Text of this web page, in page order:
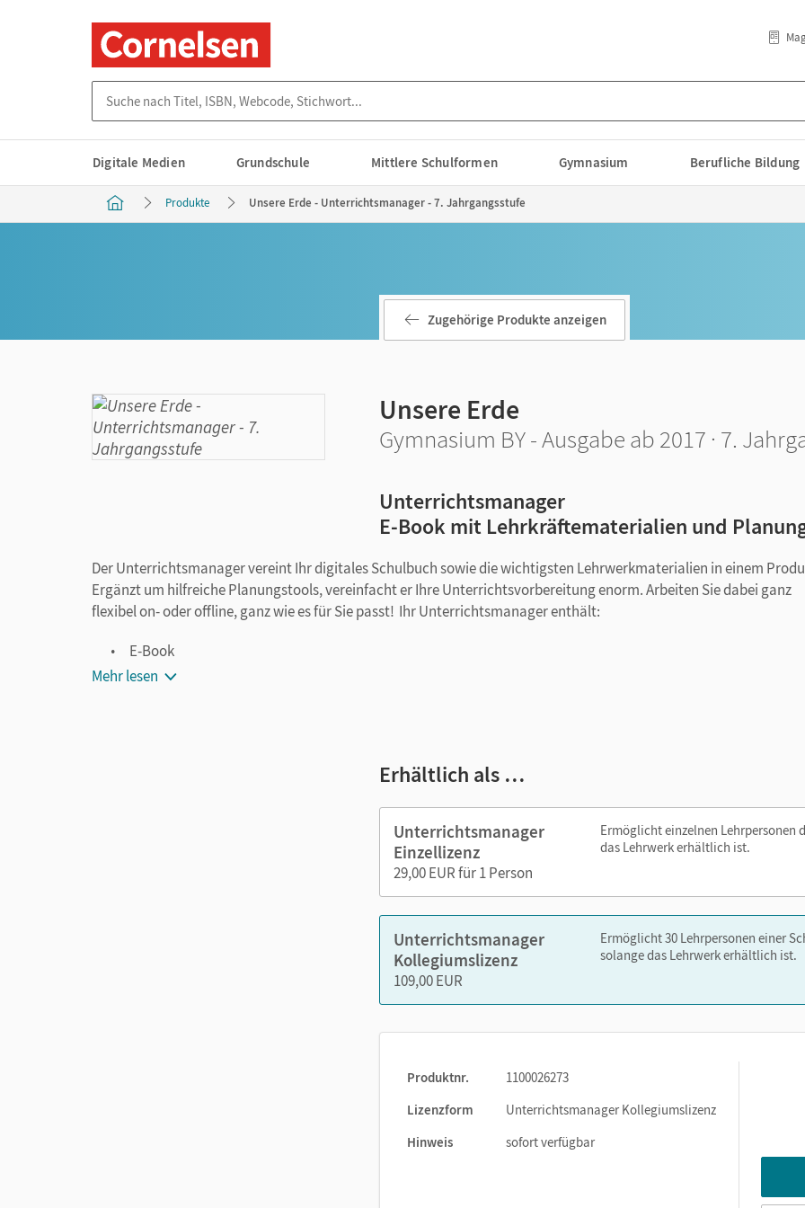
Digitale Medien Grundschule Mittlere Schulformen Gymnasium Berufliche Bildung
Produkte Unsere Erde - Unterrichtsmanager - 7. Jahrgangsstufe
Zugehörige Produkte anzeigen
Unsere Erde
Gymnasium BY - Ausgabe ab 2017 · 7.
Unterrichtsmanager
E-Book mit Lehrkräftematerialien und
Der Unterrichtsmanager vereint Ihr digitales Schulbuch sowie die wichtigsten Lehrwerkmaterialien in einem
Ergänzt um hilfreiche Planungstools, vereinfacht er Ihre Unterrichtsvorbereitung enorm. Arbeiten Sie dabei ganz
flexibel on- oder offline, ganz wie es für Sie passt! Ihr Unterrichtsmanager enthält:
E-Book
kapitelgenaue Materialanordnung
Nutzen Sie den Unterrichtsmanager auf lernen.cornelsen.de oder über die Cornelsen Lernen App.
Mehr lesen
Erhältlich als …
Unterrichtsmanager
Einzellizenz
29,00 EUR für 1 Person
Ermöglicht einzelnen Lehrpersonen
das Lehrwerk erhältlich ist.
Unterrichtsmanager
Kollegiumslizenz
109,00 EUR
Ermöglicht 30 Lehrpersonen einer
solange das Lehrwerk erhältlich ist.
Produktnr.
1100026273
Lizenzform
Unterrichtsmanager Kollegiumslizenz
Hinweis
sofort verfügbar